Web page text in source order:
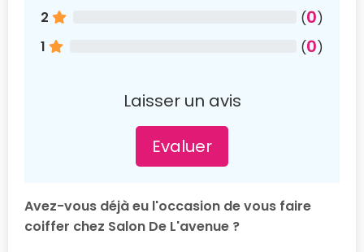
2
(0)
1
(0)
Laisser un avis
Evaluer
Avez-vous déjà eu l'occasion de vous faire
coiffer chez Salon De L'avenue ?